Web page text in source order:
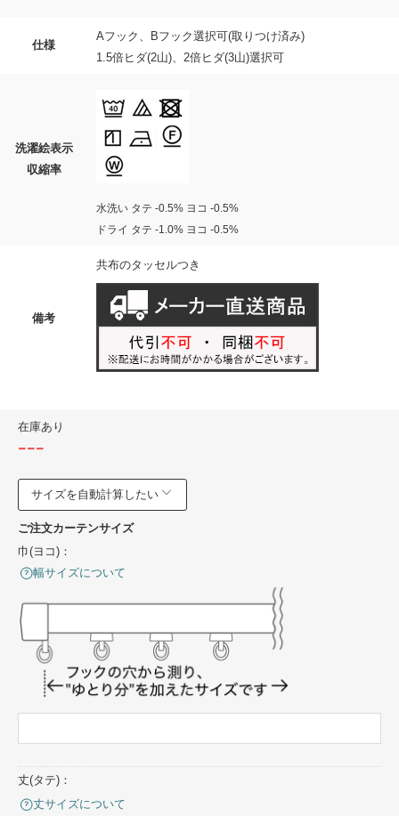
仕様
Aフック、Bフック選択可(取りつけ済み)
1.5倍ヒダ(2山)、2倍ヒダ(3山)選択可
洗濯絵表示
収縮率
水洗い タテ -0.5% ヨコ -0.5%
ドライ タテ -1.0% ヨコ -0.5%
備考
共布のタッセルつき
在庫あり
---
サイズを自動計算したい
ご注文カーテンサイズ
巾(ヨコ)：
幅サイズについて
丈(タテ)：
丈サイズについて